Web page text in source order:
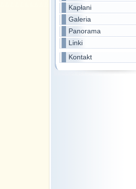
Kapłani
Galeria
Panorama
Linki
Kontakt